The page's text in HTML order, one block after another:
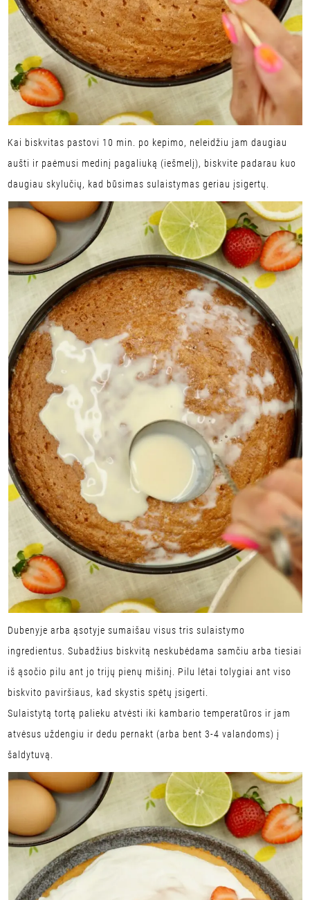
Kai biskvitas pastovi 10 min. po kepimo, neleidžiu jam daugiau
aušti ir paėmusi medinį pagaliuką (iešmelį), biskvite padarau kuo
daugiau skylučių, kad būsimas sulaistymas geriau įsigertų.
Dubenyje arba ąsotyje sumaišau visus tris sulaistymo
ingredientus. Subadžius biskvitą neskubėdama samčiu arba tiesiai
iš ąsočio pilu ant jo trijų pienų mišinį. Pilu lėtai tolygiai ant viso
biskvito paviršiaus, kad skystis spėtų įsigerti.
Sulaistytą tortą palieku atvėsti iki kambario temperatūros ir jam
atvėsus uždengiu ir dedu pernakt (arba bent 3-4 valandoms) į
šaldytuvą.